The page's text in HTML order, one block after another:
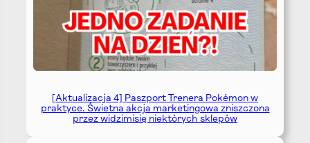
[Aktualizacja 4] Paszport Trenera Pokémon w
praktyce. Świetna akcja marketingowa zniszczona
przez widzimisię niektórych sklepów